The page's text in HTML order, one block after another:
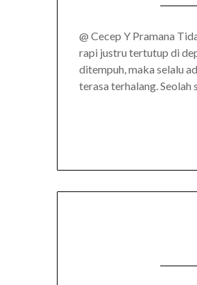
@ Cecep Y Pramana
rapi justru tertutup di
ditempuh, maka selalu
terasa terhalang. Seolah